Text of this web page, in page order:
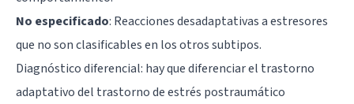
No especificado: Reacciones desadaptativas a estresores
que no son clasificables en los otros subtipos.
Diagnóstico diferencial: hay que diferenciar el trastorno
adaptativo del trastorno de estrés postraumático